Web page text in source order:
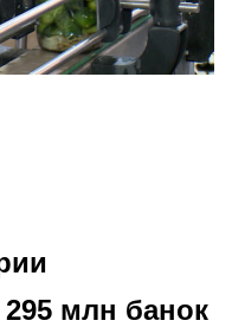
млн банок